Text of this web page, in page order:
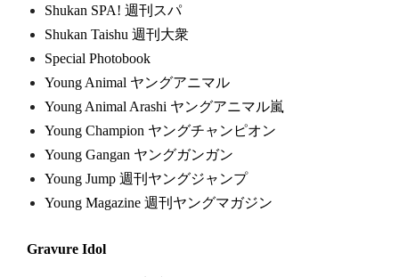
Shukan SPA! 週刊スパ
Shukan Taishu 週刊大衆
Special Photobook
Young Animal ヤングアニマル
Young Animal Arashi ヤングアニマル嵐
Young Champion ヤングチャンピオン
Young Gangan ヤングガンガン
Young Jump 週刊ヤングジャンプ
Young Magazine 週刊ヤングマガジン
Gravure Idol